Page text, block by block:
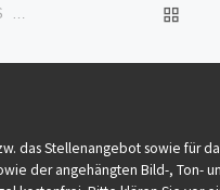
17 SCHULEN AUS DER REGION STUTTGART MIT DEM „BORIS – BERUFSWAHL-SIEGEL BADEN-WÜRTTEMBERG“ AUSGEZEICHNET
das Stellenangebot sowie für
der angehängten Bild-,